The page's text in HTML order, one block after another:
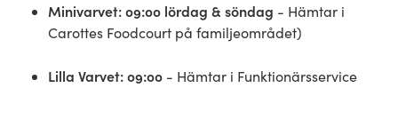
Minivarvet: 09:00 lördag & söndag - Hämtar i
Carottes Foodcourt på familjeområdet)
Lilla Varvet: 09:00 - Hämtar i Funktionärsservice